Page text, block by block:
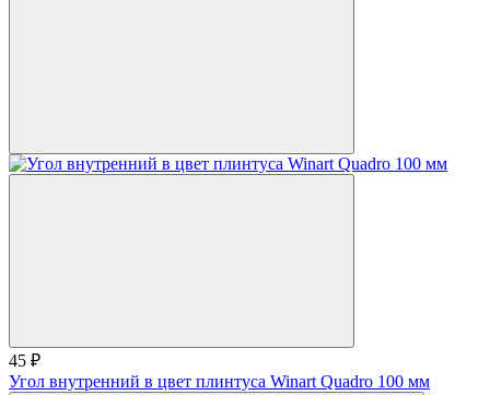
45 ₽
Угол внутренний в цвет плинтуса Winart Quadro 100 мм